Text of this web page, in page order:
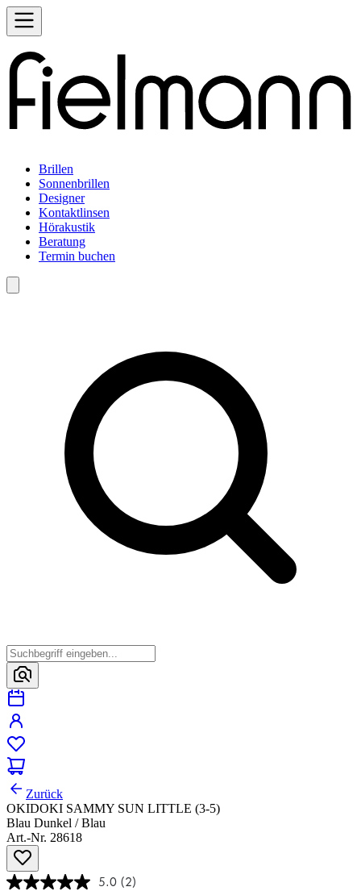
Brillen
Sonnenbrillen
Designer
Kontaktlinsen
Hörakustik
Beratung
Termin buchen
Zurück
OKIDOKI SAMMY SUN LITTLE (3-5)
Blau Dunkel / Blau
Art.-Nr. 28618
5.0 (2)